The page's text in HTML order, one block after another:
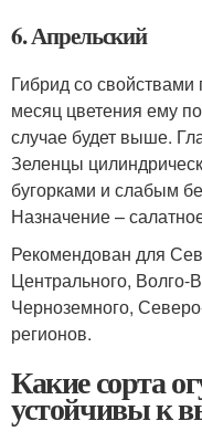
6. Апрельский
Гибрид со
месяц цветения ему
случае будет выше.
Зеленцы
бугорками и слабым
Назначение –
Рекомендован для
Центрального, Волго-
Черноземного,
регионов.
Какие сорта
устойчивы к